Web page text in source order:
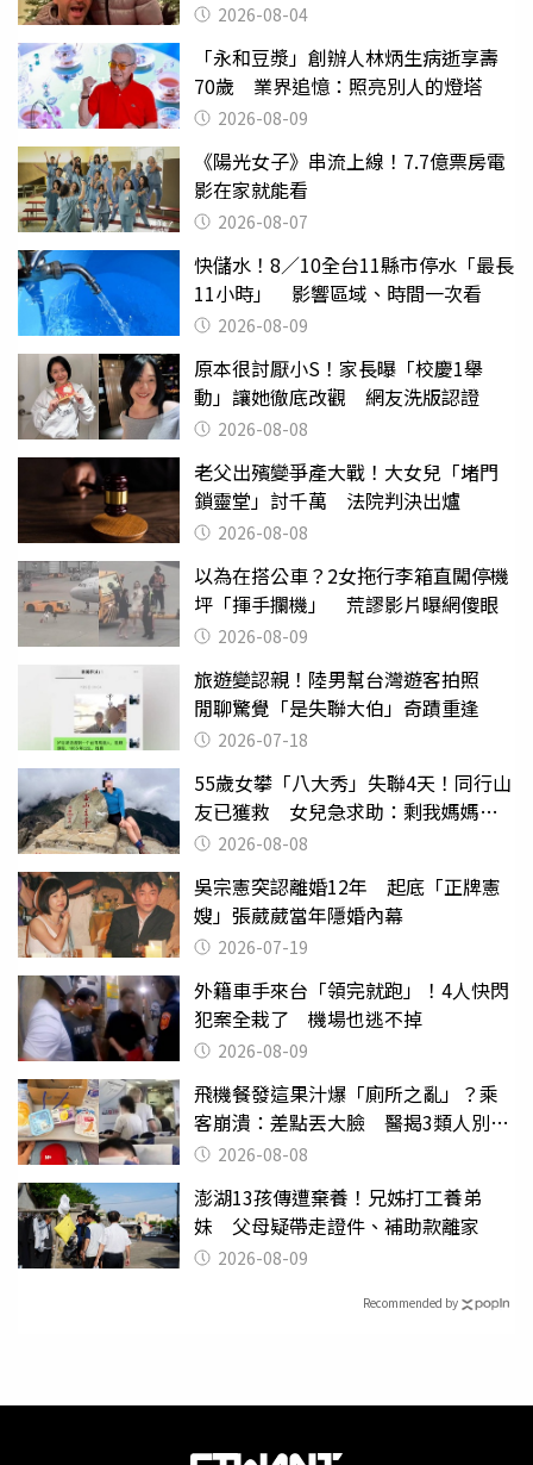
2026-08-04
「永和豆漿」創辦人林炳生病逝享壽
70歲 業界追憶：照亮別人的燈塔
2026-08-09
《陽光女子》串流上線！7.7億票房電
影在家就能看
2026-08-07
快儲水！8／10全台11縣市停水「最長
11小時」 影響區域、時間一次看
2026-08-09
原本很討厭小S！家長曝「校慶1舉
動」讓她徹底改觀 網友洗版認證
2026-08-08
老父出殯變爭產大戰！大女兒「堵門
鎖靈堂」討千萬 法院判決出爐
2026-08-08
以為在搭公車？2女拖行李箱直闖停機
坪「揮手攔機」 荒謬影片曝網傻眼
2026-08-09
旅遊變認親！陸男幫台灣遊客拍照
閒聊驚覺「是失聯大伯」奇蹟重逢
2026-07-18
55歲女攀「八大秀」失聯4天！同行山
友已獲救 女兒急求助：剩我媽媽還
沒找到
2026-08-08
吳宗憲突認離婚12年 起底「正牌憲
嫂」張葳葳當年隱婚內幕
2026-07-19
外籍車手來台「領完就跑」！4人快閃
犯案全栽了 機場也逃不掉
2026-08-09
飛機餐發這果汁爆「廁所之亂」？乘
客崩潰：差點丟大臉 醫揭3類人別亂
喝 2026-08-08
澎湖13孩傳遭棄養！兄姊打工養弟
妹 父母疑帶走證件、補助款離家
2026-08-09
Recommended by